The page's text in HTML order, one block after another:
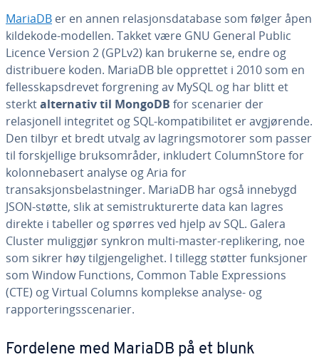
MariaDB er en annen relasjonsdatabase som følger åpen
kildekode-modellen. Takket være GNU General Public
Licence Version 2 (GPLv2) kan brukerne se, endre og
distribuere koden. MariaDB ble opprettet i 2010 som en
fellesskapsdrevet forgrening av MySQL og har blitt et
sterktalternativ til MongoDB for scenarier der
relasjonell integritet og SQL-kompatibilitet er avgjørende.
Den tilbyr et bredt utvalg av lagringsmotorer som passer
til forskjellige bruksområder, inkludert ColumnStore for
kolonnebasert analyse og Aria for
transaksjonsbelastninger. MariaDB har også innebygd
JSON-støtte, slik at semistrukturerte data kan lagres
direkte i tabeller og spørres ved hjelp av SQL. Galera
Cluster muliggjør synkron multi-master-replikering, noe
som sikrer høy tilgjengelighet. I tillegg støtter funksjoner
som Window Functions, Common Table Expressions
(CTE) og Virtual Columns komplekse analyse- og
rapporteringsscenarier.
Fordelene med MariaDB på et blunk